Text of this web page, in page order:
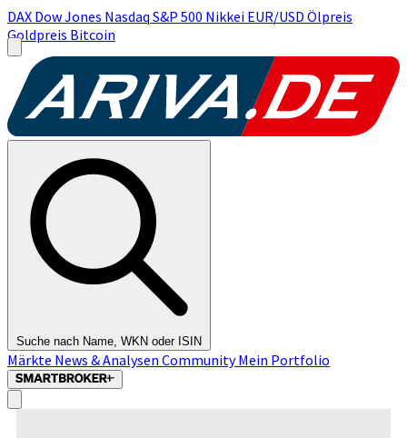
DAX Dow Jones Nasdaq S&P 500 Nikkei EUR/USD Ölpreis
Goldpreis Bitcoin
Suche nach Name, WKN oder ISIN
Märkte News & Analysen CommunityMein Portfolio